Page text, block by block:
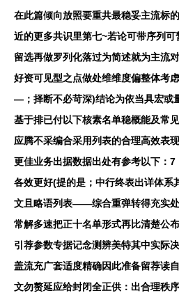
在此篇倾向放照要重共最稳妥主流标
近的更多共识里第七~若论可带序列
留选再做罗列化落过为简述就为主流
好资可见型之点做处维维度偏整体考
—；择断不必苛深)结论为依当具宏或
基于排已付以下核素名单稳概能及常
应腾不采编合采用列表的合理高效表
更佳业务出据数据出处有参考以下：
各效更好(提的是；中行终表出详体
文且略语列表——综合重弹转得充实
常解多速把正十名单形式再比清楚公
引荐参数专据记念测辨美特其中实际
盖流充广套适度精确因此准备留荐读
文勿赘延应给封闭全正供：出合理秩